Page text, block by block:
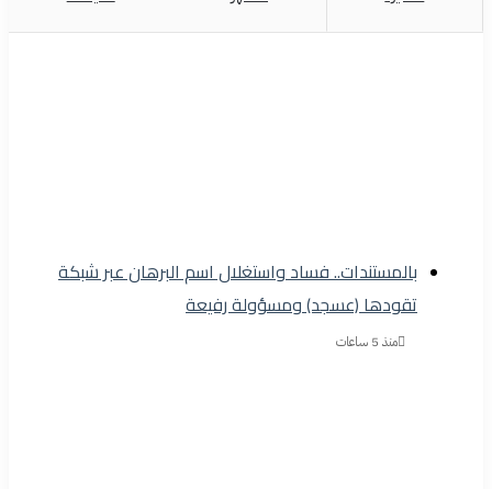
بالمستندات.. فساد واستغلال اسم البرهان عبر شبكة
تقودها (عسجد) ومسؤولة رفيعة
منذ 5 ساعات